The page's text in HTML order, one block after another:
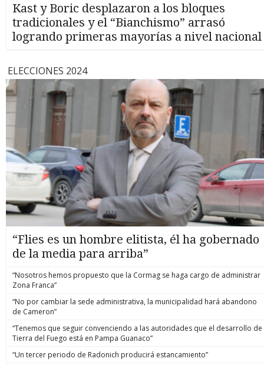
Kast y Boric desplazaron a los bloques
tradicionales y el “Bianchismo” arrasó
logrando primeras mayorías a nivel nacional
ELECCIONES 2024
“Flies es un hombre elitista, él ha gobernado
de la media para arriba”
“Nosotros hemos propuesto que la Cormag se haga cargo de administrar
Zona Franca”
“No por cambiar la sede administrativa, la municipalidad hará abandono
de Cameron”
“Tenemos que seguir convenciendo a las autoridades que el desarrollo de
Tierra del Fuego está en Pampa Guanaco”
“Un tercer periodo de Radonich producirá estancamiento”